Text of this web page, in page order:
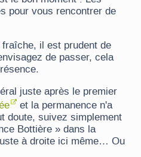
pour vous rencontrer de
il est prudent de
de passer, cela
juste après le premier
et la permanence n'a
doute, suivez simplement
Bottière » dans la
à droite ici même… Ou